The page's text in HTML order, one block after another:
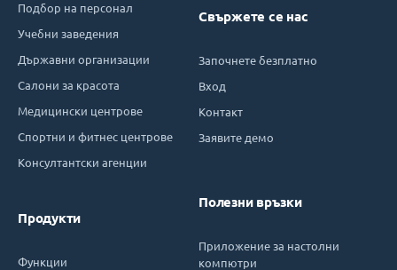
Подбор на персонал
Учебни заведения
Държавни организации
Салони за красота
Медицински центрове
Спортни и фитнес центрове
Консултантски агенции
Продукти
Функции
Свържете се нас
Започнете безплатно
Вход
Контакт
Заявите демо
Полезни връзки
Приложение за настолни
компютри